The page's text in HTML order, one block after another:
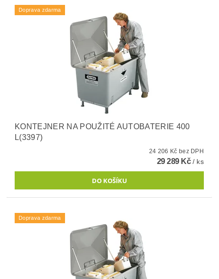
Doprava zdarma
KONTEJNER NA POUŽITÉ AUTOBATERIE 400
L(3397)
24 206 Kč bez DPH
29 289 Kč/ ks
Doprava zdarma